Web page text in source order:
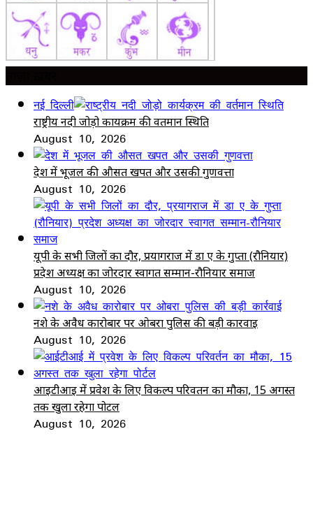
नई दिल्ली
राष्ट्रीय नदी जोड़ो कार्यक्रम की वर्तमान स्थिति
August 10, 2026
देश में भूजल की औसत खपत और उसकी गुणवत्ता
August 10, 2026
यूपी के सभी जिलों का दौर, प्रयागराज में डा ए के गुप्ता (रौनियार)
प्रदेश अध्यक्ष का जोरदार स्वागत सम्मान-रौनियार समाज
August 10, 2026
नशे के अवैध कारोबार पर ओबरा पुलिस की बड़ी कार्रवाई
August 10, 2026
आईटीआई में प्रवेश के लिए विकल्प परिवर्तन का मौका, 15 अगस्त
तक खुला रहेगा पोर्टल
August 10, 2026